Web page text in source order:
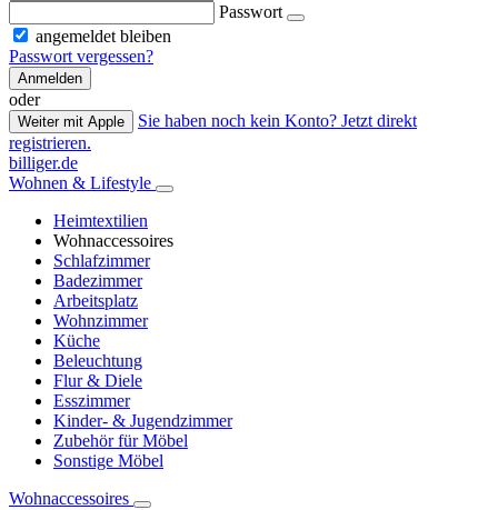
Passwort
angemeldet bleiben
Passwort vergessen?
Anmelden
oder
Weiter mit Apple
Sie haben noch kein Konto? Jetzt direkt
registrieren.
billiger.de
Wohnen & Lifestyle
Heimtextilien
Wohnaccessoires
Schlafzimmer
Badezimmer
Arbeitsplatz
Wohnzimmer
Küche
Beleuchtung
Flur & Diele
Esszimmer
Kinder- & Jugendzimmer
Zubehör für Möbel
Sonstige Möbel
Wohnaccessoires